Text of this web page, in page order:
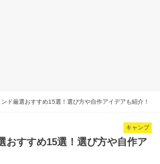
ド厳選おすすめ15選！選び方や自作アイデアも紹介！
キャンプ
おすすめ15選！選び方や自作ア